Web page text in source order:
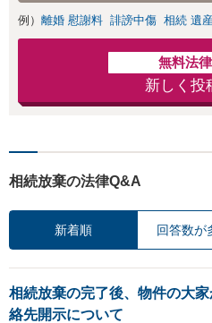
例） 離婚 慰謝料 誹謗中傷 相続 遺
無料法
新しく投
相続放棄の法律Q&A
新着順 回答数が
相続放棄の完了後、物件の大
絡先開示について